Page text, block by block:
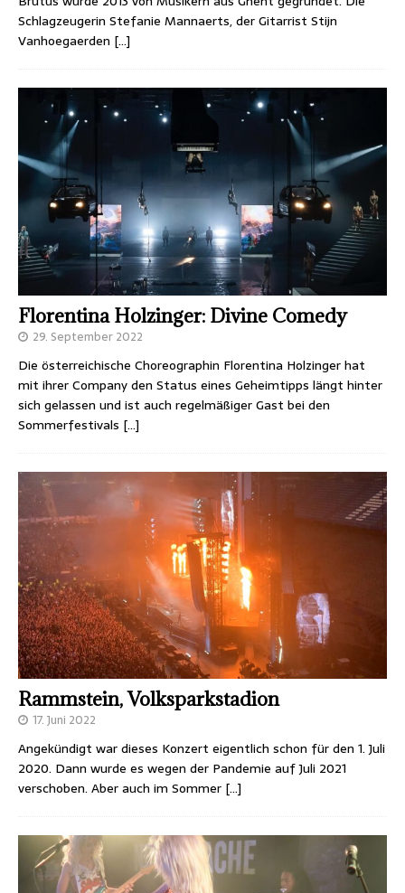
Schlagzeugerin Stefanie Mannaerts, der Gitarrist Stijn
Vanhoegaerden […]
Florentina Holzinger: Divine Comedy
29. September 2022
Die österreichische Choreographin Florentina Holzinger hat
mit ihrer Company den Status eines Geheimtipps längt hinter
sich gelassen und ist auch regelmäßiger Gast bei den
Sommerfestivals […]
Rammstein, Volksparkstadion
17. Juni 2022
Angekündigt war dieses Konzert eigentlich schon für den 1. Juli
2020. Dann wurde es wegen der Pandemie auf Juli 2021
verschoben. Aber auch im Sommer […]